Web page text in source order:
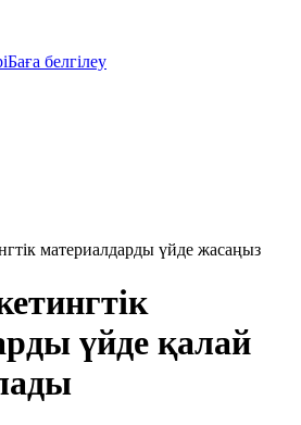
Баға белгілеу
материалдарды үйде жасаңыз
үйде қалай